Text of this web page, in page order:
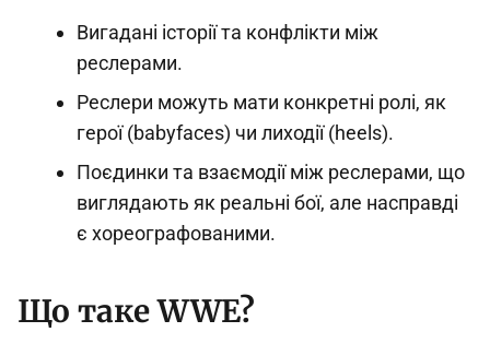
Вигадані історії та конфлікти між
реслерами.
Реслери можуть мати конкретні ролі, як
герої (babyfaces) чи лиходії (heels).
Поєдинки та взаємодії між реслерами, що
виглядають як реальні бої, але насправді
є хореографованими.
Що таке WWE?